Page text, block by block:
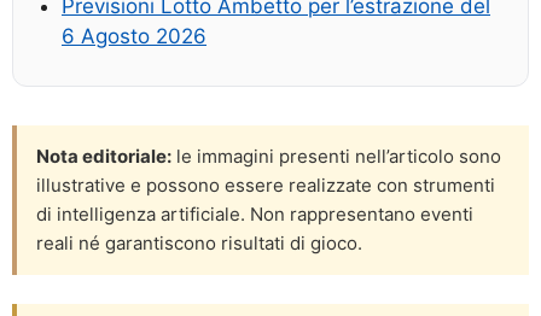
Previsioni Lotto Ambetto per l’estrazione del
6 Agosto 2026
Nota editoriale: le immagini presenti nell’articolo sono
illustrative e possono essere realizzate con strumenti
di intelligenza artificiale. Non rappresentano eventi
reali né garantiscono risultati di gioco.